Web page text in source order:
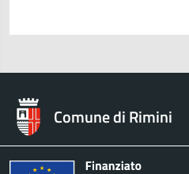
Comune di Rimini